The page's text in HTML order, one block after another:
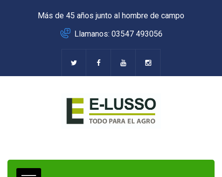
Más de 45 años junto al hombre de campo
Llamanos: 03547 493056